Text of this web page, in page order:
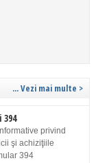
... Vezi mai multe >
privind
şi achiziţiile
394